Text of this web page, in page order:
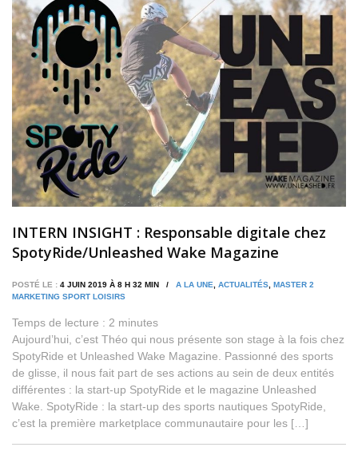
INTERN INSIGHT : Responsable digitale chez
SpotyRide/Unleashed Wake Magazine
POSTÉ LE : 4 JUIN 2019 À 8 H 32 MIN / A LA UNE, ACTUALITÉS, MASTER 2
MARKETING SPORT LOISIRS
Temps de lecture : 2 minutes
Aujourd’hui, c’est Théo qui nous présente son stage à la fois chez
SpotyRide et Unleashed Wake Magazine. Passionné des sports
de glisse, il nous fait part de ses actions au sein de deux entités
différentes : la start-up SpotyRide et le magazine Unleashed
Wake. SpotyRide : la start-up des sports nautiques SpotyRide,
c’est la première marketplace communautaire pour les […]